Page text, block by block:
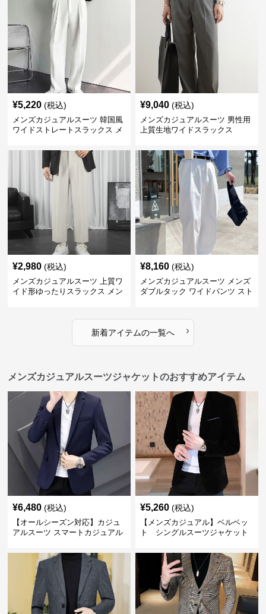
¥5,220 (税込)
メンズカジュアルスーツ 韓国風
ワイドストレートスラックス メ
¥9,040 (税込)
メンズカジュアルスーツ 男性用
上質生地ワイドスラックス
¥2,980 (税込)
メンズカジュアルスーツ 上質ワ
イド形ゆったりスラックス メン
¥8,160 (税込)
メンズカジュアルスーツ メンズ
ダブルタック ワイドパンツ スト
新着アイテムの一覧へ ›
メンズカジュアルスーツジャケットのおすすめアイテム
¥6,480 (税込)
【オールシーズン対応】カジュ
アルスーツ スマートカジュアル
¥5,260 (税込)
【メンズカジュアル】ベルベッ
ト シングルスーツジャケット